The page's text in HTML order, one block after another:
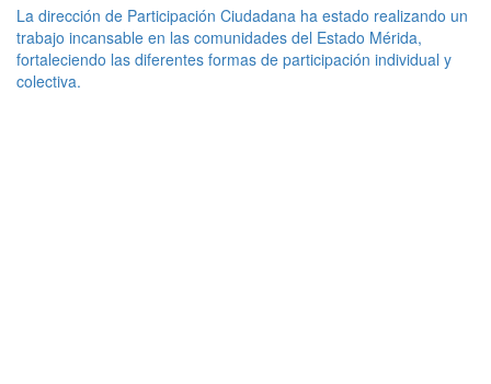
La dirección de Participación Ciudadana ha estado realizando un
trabajo incansable en las comunidades del Estado Mérida,
fortaleciendo las diferentes formas de participación individual y
colectiva.